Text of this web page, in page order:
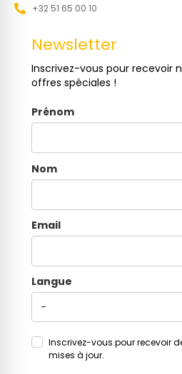
+32 51 65 00 10
Newsletter
Inscrivez-vous pour recevoir
offres spéciales !
Prénom
Nom
Email
Langue
Inscrivez-vous pour recevoir
mises à jour.